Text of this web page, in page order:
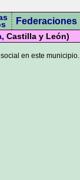
Federaciones
, Castilla y León)
en este municipio.